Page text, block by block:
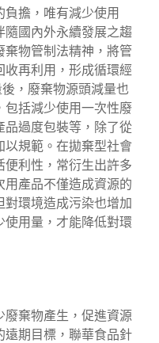
擔，唯有減少使用
隨國內外永續發展之趨
棄物管制法精神，將管
再利用，形成循環經
，廢棄物源頭減量也
包括減少使用一次性廢
品過度包裝等，除了從
以規範。在拋棄型社會
便利性，常衍生出許多
產品不僅造成資源的
對環境造成污染也增加
使用量，才能降低對環
廢棄物產生，促進資源
遠期目標，聯華食品針